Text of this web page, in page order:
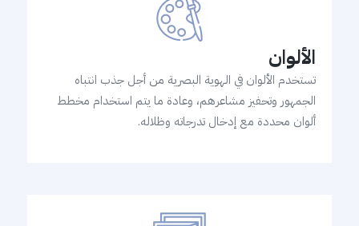
الألوان
تستخدم الألوان في الهوية البصرية من أجل جذب انتباه
الجمهور وتحفيز مشاعرهم، وعادة ما يتم استخدام مخطط
ألوان محددة مع إدخال تدرجاته وظلاله.